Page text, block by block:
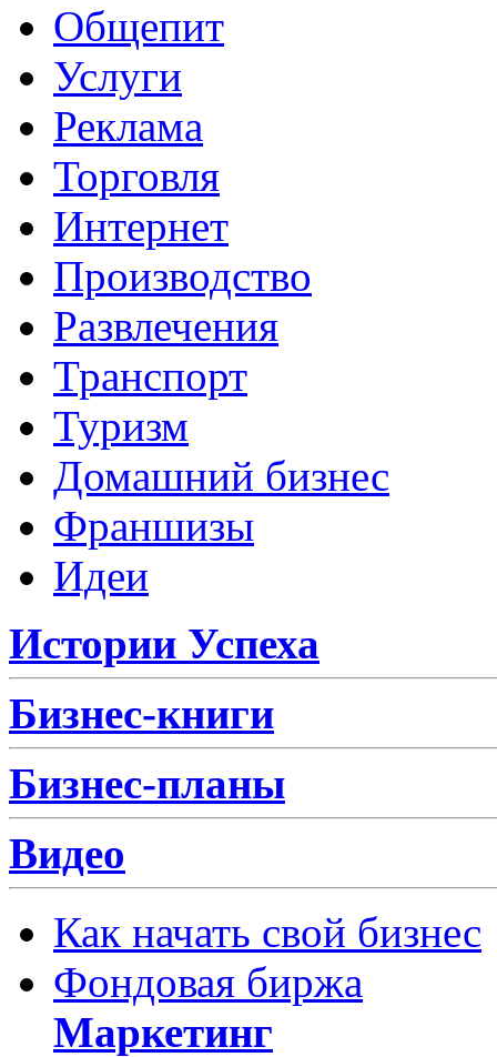
Общепит
Услуги
Реклама
Торговля
Интернет
Производство
Развлечения
Транспорт
Туризм
Домашний бизнес
Франшизы
Идеи
Истории Успеха
Бизнес-книги
Бизнес-планы
Видео
Как начать свой бизнес
Фондовая биржа
Маркетинг